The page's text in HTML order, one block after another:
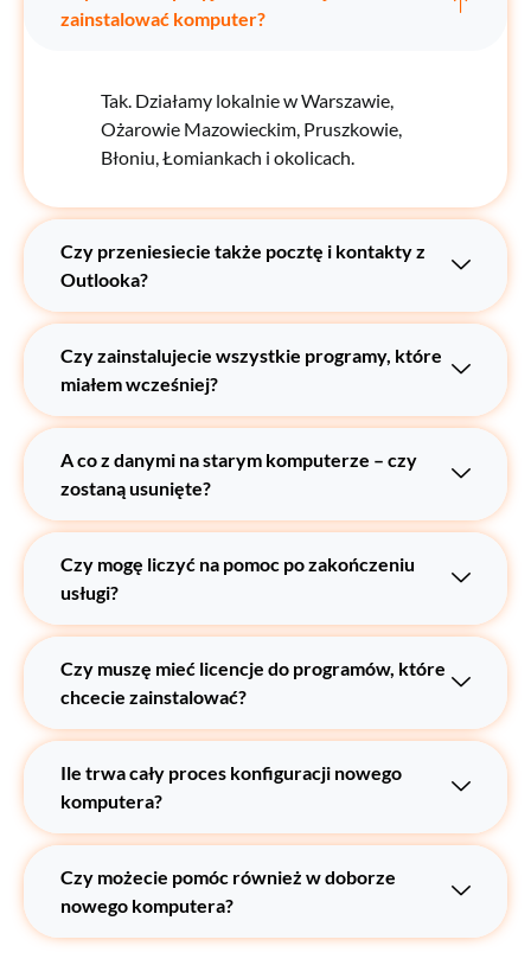
zainstalować komputer?
Tak. Działamy lokalnie w Warszawie,
Ożarowie Mazowieckim, Pruszkowie,
Błoniu, Łomiankach i okolicach.
Czy przeniesiecie także pocztę i kontakty z
Outlooka?
Czy zainstalujecie wszystkie programy, które
miałem wcześniej?
A co z danymi na starym komputerze – czy
zostaną usunięte?
Czy mogę liczyć na pomoc po zakończeniu
usługi?
Czy muszę mieć licencje do programów, które
chcecie zainstalować?
Ile trwa cały proces konfiguracji nowego
komputera?
Czy możecie pomóc również w doborze
nowego komputera?